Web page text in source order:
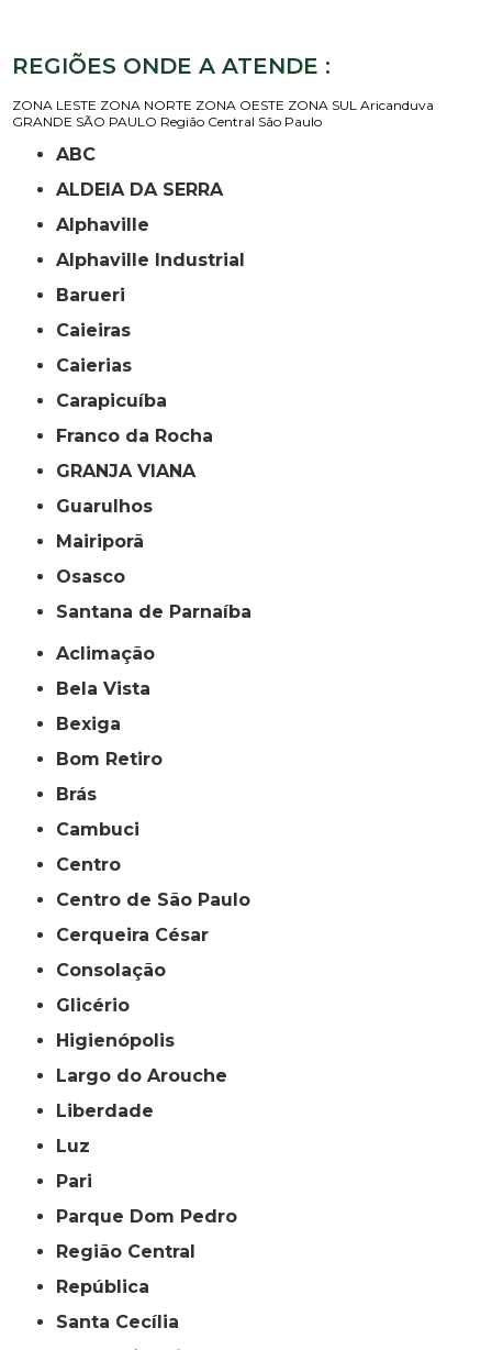
REGIÕES ONDE A ATENDE :
ZONA LESTE ZONA NORTE ZONA OESTE ZONA SUL Aricanduva
GRANDE SÃO PAULO Região Central São Paulo
ABC
ALDEIA DA SERRA
Alphaville
Alphaville Industrial
Barueri
Caieiras
Caierias
Carapicuíba
Franco da Rocha
GRANJA VIANA
Guarulhos
Mairiporã
Osasco
Santana de Parnaíba
Aclimação
Bela Vista
Bexiga
Bom Retiro
Brás
Cambuci
Centro
Centro de São Paulo
Cerqueira César
Consolação
Glicério
Higienópolis
Largo do Arouche
Liberdade
Luz
Pari
Parque Dom Pedro
Região Central
República
Santa Cecília